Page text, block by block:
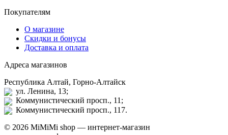
Покупателям
О магазине
Скидки и бонусы
Доставка и оплата
Адреса магазинов
Республика Алтай, Горно-Алтайск
ул. Ленина, 13;
Коммунистический просп., 11;
Коммунистический просп., 117.
© 2026 MiMiMi shop — интернет-магазин